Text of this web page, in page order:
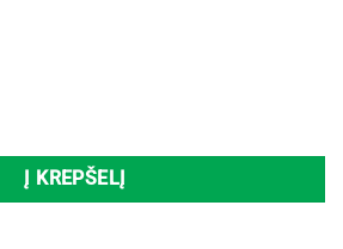
Į KREPŠELĮ